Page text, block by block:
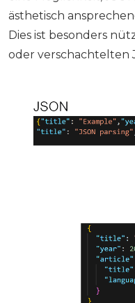
ästhetisch
Dies ist besonders
oder verschachtelten